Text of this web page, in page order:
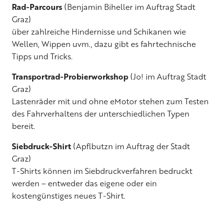
Rad-Parcours (Benjamin Biheller im Auftrag Stadt
Graz)
über zahlreiche Hindernisse und Schikanen wie
Wellen, Wippen uvm., dazu gibt es fahrtechnische
Tipps und Tricks.
Transportrad-Probierworkshop (Jo! im Auftrag Stadt
Graz)
Lastenräder mit und ohne eMotor stehen zum Testen
des Fahrverhaltens der unterschiedlichen Typen
bereit.
Siebdruck-Shirt (Apflbutzn im Auftrag der Stadt
Graz)
T-Shirts können im Siebdruckverfahren bedruckt
werden – entweder das eigene oder ein
kostengünstiges neues T-Shirt.